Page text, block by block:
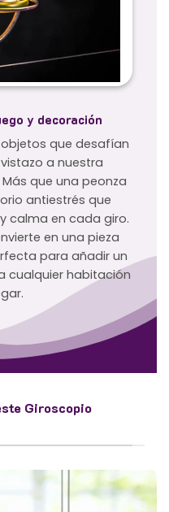
y decoración
que desafían
a nuestra
Más que una peonza
antiestrés que
calma en cada giro.
en una pieza
para añadir un
cualquier habitación
Giroscopio